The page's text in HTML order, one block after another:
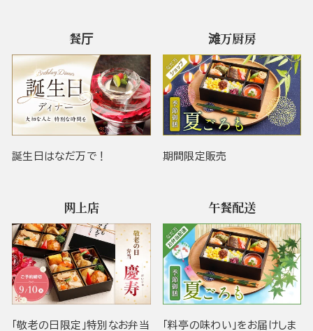
餐厅
誕生日はなだ万で！
滩万厨房
期間限定販売
网上店
「敬老の日限定」特別なお弁当
午餐配送
「料亭の味わい」をお届けしま